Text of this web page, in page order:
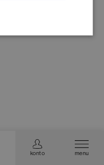
konto menu